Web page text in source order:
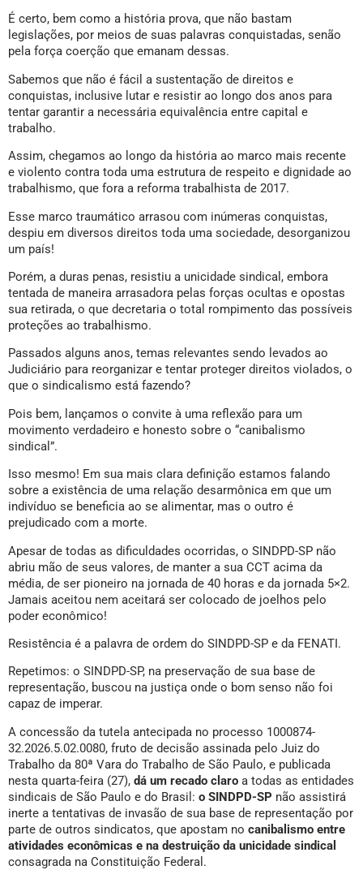
É certo, bem como a história prova, que não bastam
legislações, por meios de suas palavras conquistadas, senão
pela força coerção que emanam dessas.
Sabemos que não é fácil a sustentação de direitos e
conquistas, inclusive lutar e resistir ao longo dos anos para
tentar garantir a necessária equivalência entre capital e
trabalho.
Assim, chegamos ao longo da história ao marco mais recente
e violento contra toda uma estrutura de respeito e dignidade ao
trabalhismo, que fora a reforma trabalhista de 2017.
Esse marco traumático arrasou com inúmeras conquistas,
despiu em diversos direitos toda uma sociedade, desorganizou
um país!
Porém, a duras penas, resistiu a unicidade sindical, embora
tentada de maneira arrasadora pelas forças ocultas e opostas
sua retirada, o que decretaria o total rompimento das possíveis
proteções ao trabalhismo.
Passados alguns anos, temas relevantes sendo levados ao
Judiciário para reorganizar e tentar proteger direitos violados, o
que o sindicalismo está fazendo?
Pois bem, lançamos o convite à uma reflexão para um
movimento verdadeiro e honesto sobre o “canibalismo
sindical”.
Isso mesmo! Em sua mais clara definição estamos falando
sobre a existência de uma relação desarmônica em que um
indivíduo se beneficia ao se alimentar, mas o outro é
prejudicado com a morte.
Apesar de todas as dificuldades ocorridas, o SINDPD-SP não
abriu mão de seus valores, de manter a sua CCT acima da
média, de ser pioneiro na jornada de 40 horas e da jornada 5×2.
Jamais aceitou nem aceitará ser colocado de joelhos pelo
poder econômico!
Resistência é a palavra de ordem do SINDPD-SP e da FENATI.
Repetimos: o SINDPD-SP, na preservação de sua base de
representação, buscou na justiça onde o bom senso não foi
capaz de imperar.
A concessão da tutela antecipada no processo 1000874-
32.2026.5.02.0080, fruto de decisão assinada pelo Juiz do
Trabalho da 80ª Vara do Trabalho de São Paulo, e publicada
nesta quarta-feira (27), dá um recado claro a todas as entidades
sindicais de São Paulo e do Brasil: o SINDPD-SP não assistirá
inerte a tentativas de invasão de sua base de representação por
parte de outros sindicatos, que apostam no canibalismo entre
atividades econômicas e na destruição da unicidade sindical
consagrada na Constituição Federal.